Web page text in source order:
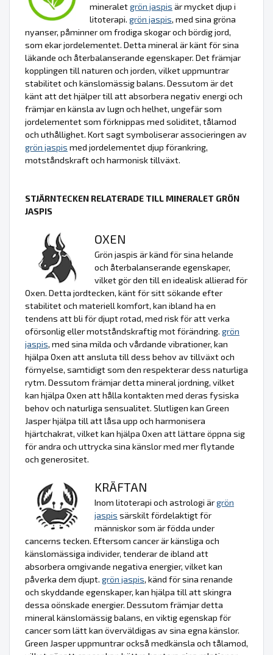
mineraletgrön jaspis är mycket djup i
litoterapi. grön jaspis, med sina gröna
nyanser, påminner om frodiga skogar och bördig jord,
som ekar jordelementet. Detta mineral är känt för sina
läkande och återbalanserande egenskaper. Det främjar
kopplingen till naturen och jorden, vilket uppmuntrar
stabilitet och känslomässig balans. Dessutom är det
känt att det hjälper till att absorbera negativ energi och
främjar en känsla av lugn och helhet, ungefär som
jordelementet som förknippas med soliditet, tålamod
och uthållighet. Kort sagt symboliserar associeringen av
grön jaspis med jordelementet djup förankring,
motståndskraft och harmonisk tillväxt.
STJÄRNTECKEN RELATERADE TILL MINERALET GRÖN
JASPIS
OXEN
Grön jaspis är känd för sina helande
och återbalanserande egenskaper,
vilket gör den till en idealisk allierad för
Oxen. Detta jordtecken, känt för sitt sökande efter
stabilitet och materiell komfort, kan ibland ha en
tendens att bli för djupt rotad, med risk för att verka
oförsonlig eller motståndskraftig mot förändring. grön
jaspis, med sina milda och vårdande vibrationer, kan
hjälpa Oxen att ansluta till dess behov av tillväxt och
förnyelse, samtidigt som den respekterar dess naturliga
rytm. Dessutom främjar detta mineral jordning, vilket
kan hjälpa Oxen att hålla kontakten med deras fysiska
behov och naturliga sensualitet. Slutligen kan Green
Jasper hjälpa till att låsa upp och harmonisera
hjärtchakrat, vilket kan hjälpa Oxen att lättare öppna sig
för andra och uttrycka sina känslor med mer flytande
och generositet.
KRÄFTAN
Inom litoterapi och astrologi ärgrön
jaspis särskilt fördelaktigt för
människor som är födda under
cancerns tecken. Eftersom cancer är känsliga och
känslomässiga individer, tenderar de ibland att
absorbera omgivande negativa energier, vilket kan
påverka dem djupt. grön jaspis, känd för sina renande
och skyddande egenskaper, kan hjälpa till att skingra
dessa oönskade energier. Dessutom främjar detta
mineral känslomässig balans, en viktig egenskap för
cancer som lätt kan överväldigas av sina egna känslor.
Green Jasper uppmuntrar också medkänsla och tålamod,